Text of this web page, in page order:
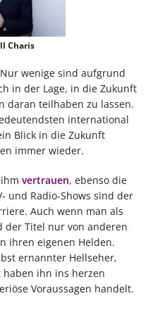
Charis
wenige sind aufgrund
in der Lage, in die Zukunft
daran teilhaben zu lassen.
international
Blick in die Zukunft
immer wieder.
vertrauen, ebenso die
und Radio-Shows sind der
Auch wenn man als
der Titel nur von anderen
ihren eigenen Helden.
ernannter Hellseher,
haben ihn ins herzen
Voraussagen handelt.